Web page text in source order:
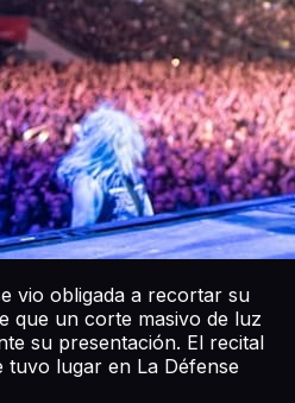
vio obligada a recortar su
que un corte masivo de luz
su presentación. El recital
tuvo lugar en La Défense